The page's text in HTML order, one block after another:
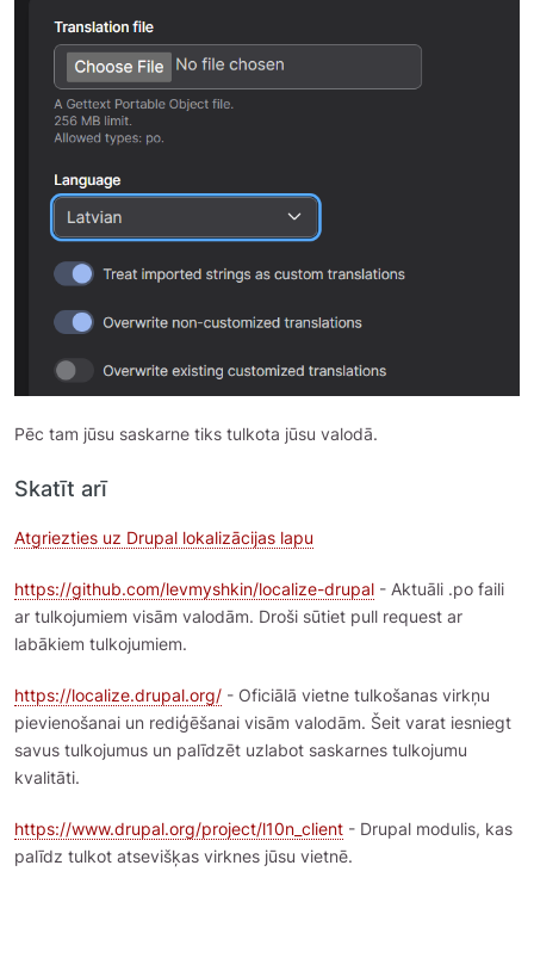
Pēc tam jūsu saskarne tiks tulkota jūsu valodā.
Skatīt arī
Atgriezties uz Drupal lokalizācijas lapu
https://github.com/levmyshkin/localize-drupal - Aktuāli .po faili
ar tulkojumiem visām valodām. Droši sūtiet pull request ar
labākiem tulkojumiem.
https://localize.drupal.org/ - Oficiālā vietne tulkošanas virkņu
pievienošanai un rediģēšanai visām valodām. Šeit varat iesniegt
savus tulkojumus un palīdzēt uzlabot saskarnes tulkojumu
kvalitāti.
https://www.drupal.org/project/l10n_client - Drupal modulis, kas
palīdz tulkot atsevišķas virknes jūsu vietnē.